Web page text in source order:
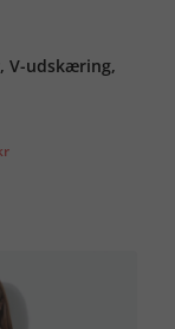
V-udskæring,